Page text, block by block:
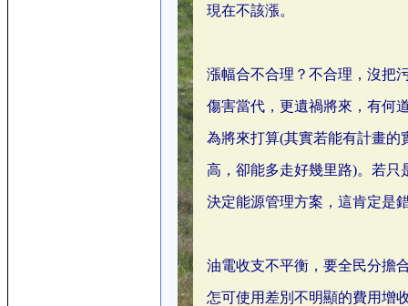
現在不該漲。
漲幅合不合理？不合理，沒把
傷害當代，更遺禍將來，有何
為將來打算(其實若能有計畫的
高，卻能多走好幾里路)。若只
決定能源管理方案，這肯定是
油電收支不平衡，要全民分擔
怎可使用差別不明顯的費用增